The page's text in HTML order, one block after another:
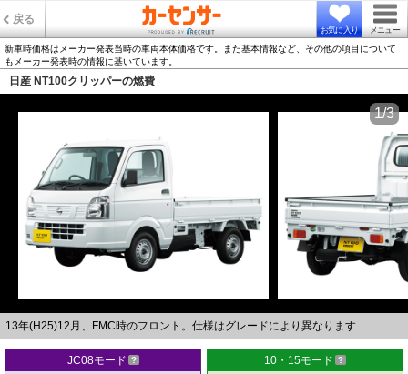
戻る
お気に入り メニュー
新車時価格はメーカー発表当時の車両本体価格です。また基本情報など、その他の項目について
もメーカー発表時の情報に基いています。
日産 NT100クリッパーの燃費
13年(H25)12月、FMC時のフロント。仕様はグレードにより異なります
1/3
JC08モード 10・15モード